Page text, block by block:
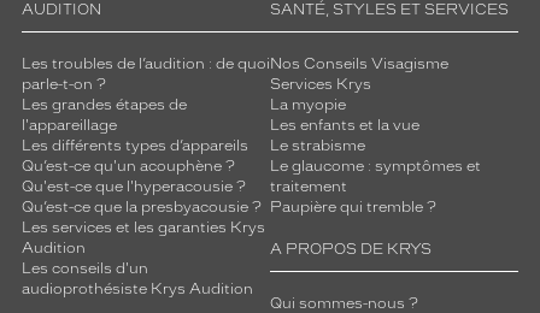
AUDITION
Les troubles de l’audition : de quoi
parle-t-on ?
Les grandes étapes de
l'appareillage
Les différents types d’appareils
Qu’est-ce qu'un acouphène ?
Qu'est-ce que l'hyperacousie ?
Qu’est-ce que la presbyacousie ?
Les services et les garanties Krys
Audition
Les conseils d'un
audioprothésiste Krys Audition
SANTÉ, STYLES ET SERVICES
Nos Conseils Visagisme
Services Krys
La myopie
Les enfants et la vue
Le strabisme
Le glaucome : symptômes et
traitement
Paupière qui tremble ?
A PROPOS DE KRYS
Qui sommes-nous ?